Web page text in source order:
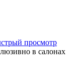
просмотр
в салонах